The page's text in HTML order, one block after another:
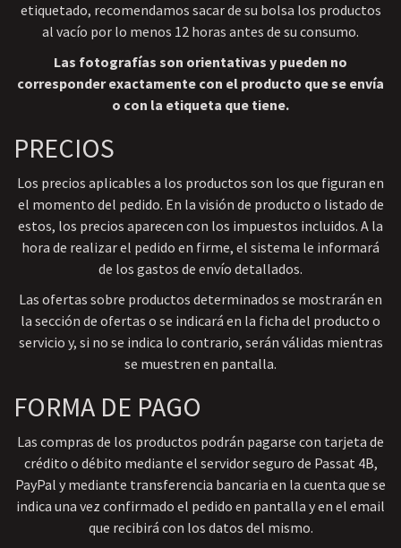
etiquetado, recomendamos sacar de su bolsa los productos
al vacío por lo menos 12 horas antes de su consumo.
Las fotografías son orientativas y pueden no
corresponder exactamente con el producto que se envía
o con la etiqueta que tiene.
PRECIOS
Los precios aplicables a los productos son los que figuran en
el momento del pedido. En la visión de producto o listado de
estos, los precios aparecen con los impuestos incluidos. A la
hora de realizar el pedido en firme, el sistema le informará
de los gastos de envío detallados.
Las ofertas sobre productos determinados se mostrarán en
la sección de ofertas o se indicará en la ficha del producto o
servicio y, si no se indica lo contrario, serán válidas mientras
se muestren en pantalla.
FORMA DE PAGO
Las compras de los productos podrán pagarse con tarjeta de
crédito o débito mediante el servidor seguro de Passat 4B,
PayPal y mediante transferencia bancaria en la cuenta que se
indica una vez confirmado el pedido en pantalla y en el email
que recibirá con los datos del mismo.